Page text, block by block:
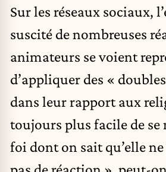
Sur les réseaux sociaux,
suscité de nombreuses
animateurs se voient
d’appliquer des «
dans leur rapport aux
toujours plus facile de se
foi dont on sait qu’elle